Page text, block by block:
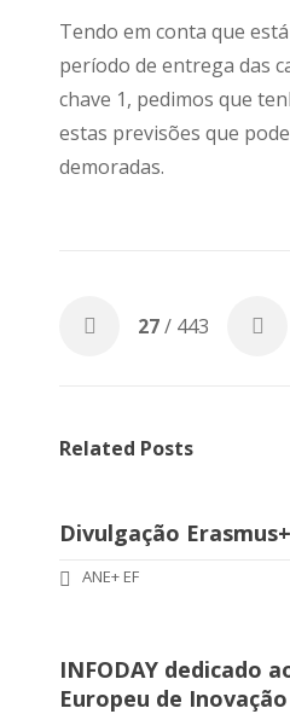
Tendo em conta que
período de entrega das
chave 1, pedimos que
estas previsões que
demoradas.
27/ 443
Related Posts
Divulgação
ANE+ EF
INFODAY dedicado
Europeu de Inovação